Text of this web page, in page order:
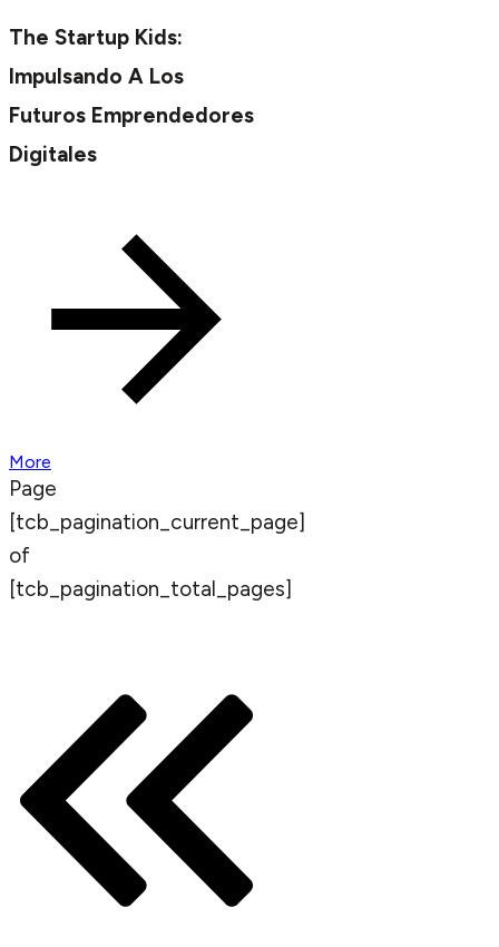
The Startup Kids:
Impulsando A Los
Futuros Emprendedores
Digitales
More
Page
[tcb_pagination_current_page]
of
[tcb_pagination_total_pages]